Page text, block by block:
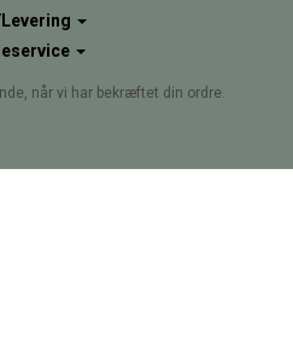
når vi har bekræftet din ordre.